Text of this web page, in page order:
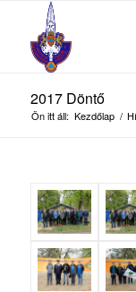
2017 Döntő
Ön itt áll: Kezdőlap /